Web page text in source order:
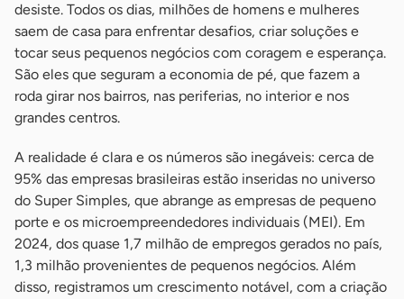
desiste. Todos os dias, milhões de homens e mulheres
saem de casa para enfrentar desafios, criar soluções e
tocar seus pequenos negócios com coragem e esperança.
São eles que seguram a economia de pé, que fazem a
roda girar nos bairros, nas periferias, no interior e nos
grandes centros.
A realidade é clara e os números são inegáveis: cerca de
95% das empresas brasileiras estão inseridas no universo
do Super Simples, que abrange as empresas de pequeno
porte e os microempreendedores individuais (MEI). Em
2024, dos quase 1,7 milhão de empregos gerados no país,
1,3 milhão provenientes de pequenos negócios. Além
disso, registramos um crescimento notável, com a criação